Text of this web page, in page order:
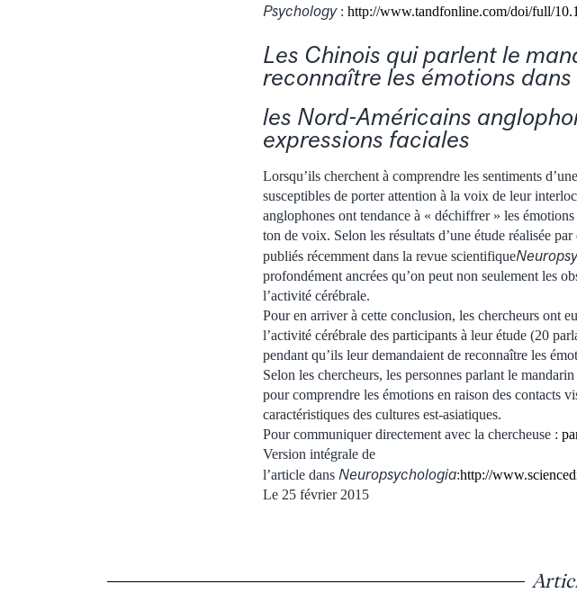
Psychology: http://www.tandfonline.com/doi/full/
Les Chinois qui parlent le
reconnaître les émotions
les Nord-Américains
expressions faciales
Lorsqu’ils cherchent à comprendre les sentiments
susceptibles de porter attention à la voix de leur
anglophones ont tendance à « déchiffrer » les
ton de voix. Selon les résultats d’une étude réalisée
publiés récemment dans la revue scientifique
profondément ancrées qu’on peut non seulement les
l’activité cérébrale.
Pour en arriver à cette conclusion, les chercheurs ont
l’activité cérébrale des participants à leur étude (20
pendant qu’ils leur demandaient de reconnaître les
Selon les chercheurs, les personnes parlant le
pour comprendre les émotions en raison des contacts
caractéristiques des cultures est-asiatiques.
Pour communiquer directement avec la chercheuse :
Version intégrale de
l’article dans Neuropsychologia:http://
Le 25 février 2015